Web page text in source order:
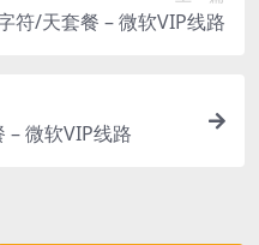
符/天套餐 – 微软VIP线路
– 微软VIP线路